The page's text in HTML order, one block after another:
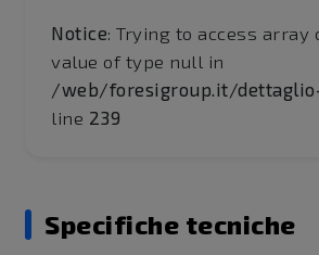
Notice: Trying to access array
value of type null in
/web/foresigroup.it/
line 239
Specifiche tecniche